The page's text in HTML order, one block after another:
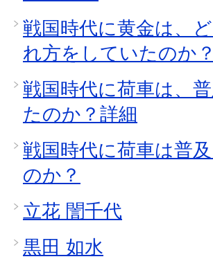
戦国時代に黄金は、
れ方をしていたのか
戦国時代に荷車は、
たのか？詳細
戦国時代に荷車は普
のか？
立花 誾千代
黒田 如水